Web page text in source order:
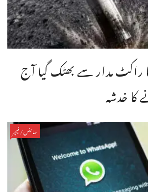
مدار سے بھٹک گیا آج
کا خدشہ
سائنس/فیچر